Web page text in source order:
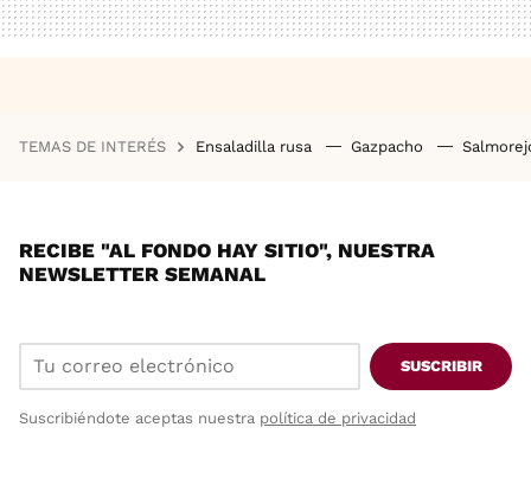
TEMAS DE INTERÉS Ensaladilla rusa Gazpacho
RECIBE "AL FONDO HAY SITIO", NUESTRA
NEWSLETTER SEMANAL
SUSCRIBIR
Suscribiéndote aceptas nuestra política de privacidad